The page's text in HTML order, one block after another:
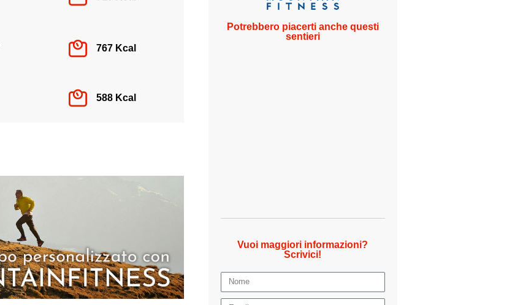
767 Kcal
588 Kcal
Potrebbero piacerti anche questi
sentieri
Vuoi maggiori informazioni?
Scrivici!